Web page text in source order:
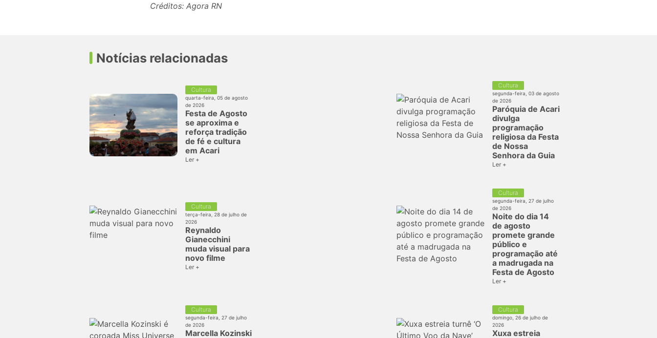
Créditos: Agora RN
Notícias relacionadas
Cultura
quarta-feira, 05 de agosto
de 2026
Festa de Agosto
se aproxima e
reforça tradição
de fé e cultura
em Acari
Ler +
Cultura
segunda-feira, 03 de agosto
de 2026
Paróquia de Acari
divulga
programação
religiosa da Festa
de Nossa
Senhora da Guia
Ler +
Cultura
terça-feira, 28 de julho de
2026
Reynaldo
Gianecchini
muda visual para
novo filme
Ler +
Cultura
segunda-feira, 27 de julho
de 2026
Noite do dia 14
de agosto
promete grande
público e
programação até
a madrugada na
Festa de Agosto
Ler +
Cultura
segunda-feira, 27 de julho
de 2026
Marcella Kozinski
Cultura
domingo, 26 de julho de
2026
Xuxa estreia